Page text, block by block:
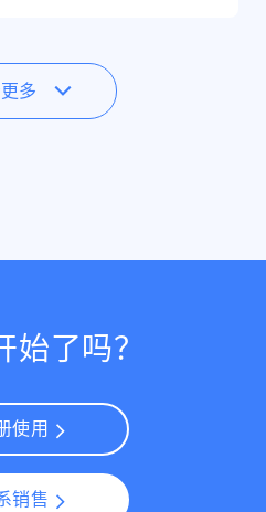
多
始了吗？
使用
销售